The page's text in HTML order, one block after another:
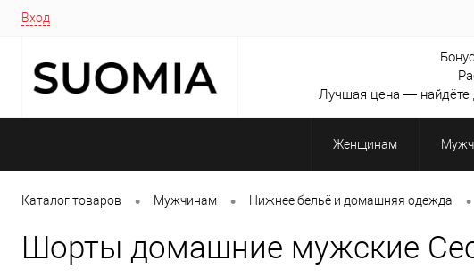
Вход
Лучшая цена — найдёте
Женщинам
Каталог товаров • Мужчинам • Нижнее бельё и домашняя одежда •
Шорты домашние мужские